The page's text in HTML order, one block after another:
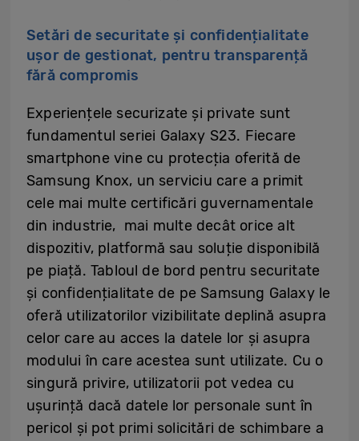
Setări de securitate și confidențialitate
ușor de gestionat, pentru transparență
fără compromis
Experiențele securizate și private sunt
fundamentul seriei Galaxy S23. Fiecare
smartphone vine cu protecția oferită de
Samsung Knox, un serviciu care a primit
cele mai multe certificări guvernamentale
din industrie, mai multe decât orice alt
dispozitiv, platformă sau soluție disponibilă
pe piață. Tabloul de bord pentru securitate
și confidențialitate de pe Samsung Galaxy le
oferă utilizatorilor vizibilitate deplină asupra
celor care au acces la datele lor și asupra
modului în care acestea sunt utilizate. Cu o
singură privire, utilizatorii pot vedea cu
ușurință dacă datele lor personale sunt în
pericol și pot primi solicitări de schimbare a